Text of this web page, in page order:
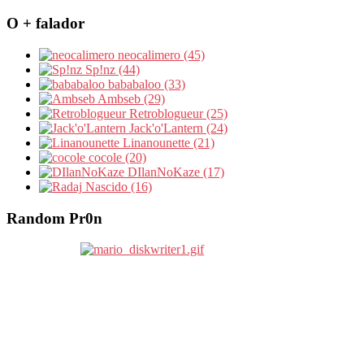
O + falador
neocalimero (45)
Sp!nz (44)
bababaloo (33)
Ambseb (29)
Retroblogueur (25)
Jack'o'Lantern (24)
Linanounette (21)
cocole (20)
DIlanNoKaze (17)
Nascido (16)
Random Pr0n